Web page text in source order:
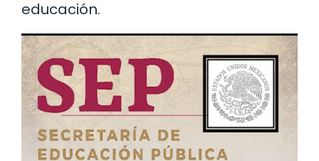
educación.